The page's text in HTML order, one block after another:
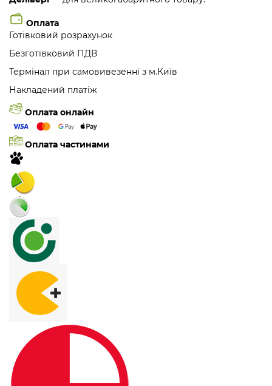
Оплата
Готівковий розрахунок
Безготівковий ПДВ
Термінал при самовивезенні з м.Київ
Накладений платіж
Оплата онлайн
Оплата частинами